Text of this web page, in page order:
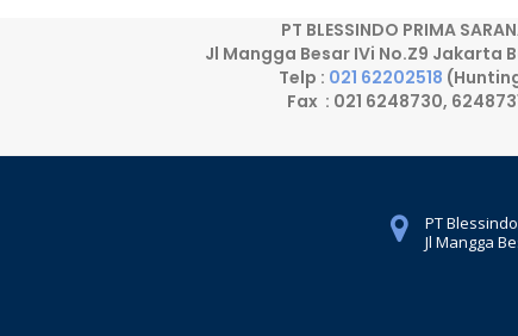
PT BLESSINDO PRIMA
Jl Mangga Besar IVi No.Z9 Jakarta
Telp : 021 62202518
Fax : 021 6248730,
PT
Jl Mangga